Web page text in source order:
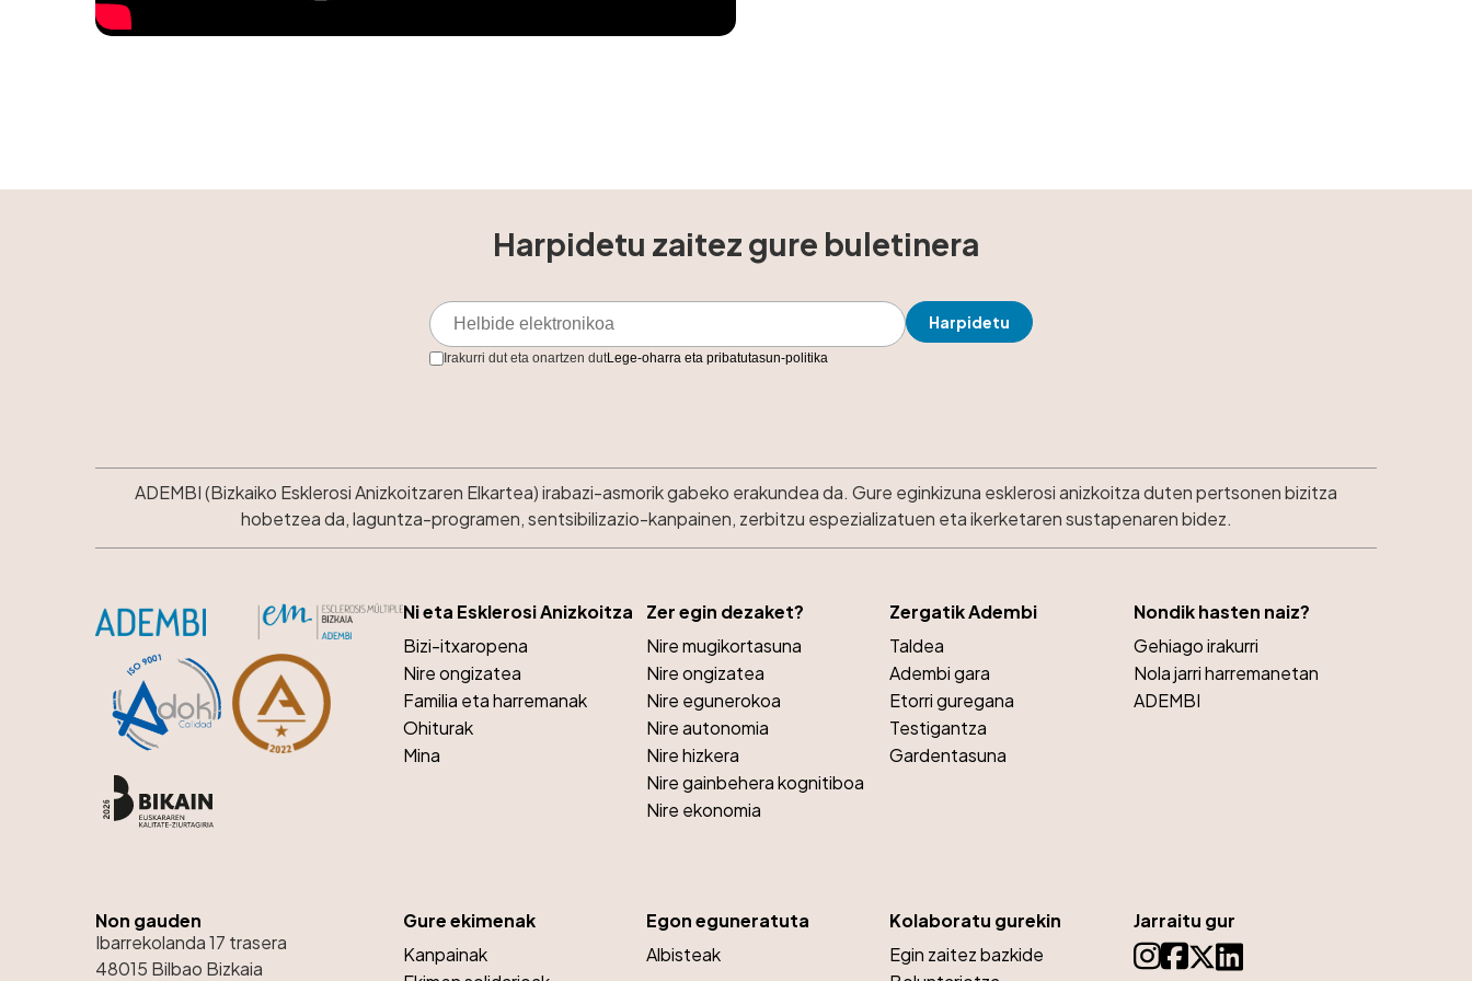
Harpidetu zaitez gure buletinera
Irakurri dut eta onartzen dutLege-oharra eta pribatutasun-politika
ADEMBI (Bizkaiko Esklerosi Anizkoitzaren Elkartea) irabazi-asmorik gabeko erakundea da. Gure eginkizuna esklerosi anizkoitza duten pertsonen bizitza
hobetzea da, laguntza-programen, sentsibilizazio-kanpainen, zerbitzu espezializatuen eta ikerketaren sustapenaren bidez.
Ni eta Esklerosi Anizkoitza
Bizi-itxaropena
Nire ongizatea
Familia eta harremanak
Ohiturak
Mina
Zer egin dezaket?
Nire mugikortasuna
Nire ongizatea
Nire egunerokoa
Nire autonomia
Nire hizkera
Nire gainbehera kognitiboa
Nire ekonomia
Zergatik Adembi
Taldea
Adembi gara
Etorri guregana
Testigantza
Gardentasuna
Nondik hasten naiz?
Gehiago irakurri
Nola jarri harremanetan
ADEMBI
Non gauden
Ibarrekolanda 17 trasera
48015 Bilbao Bizkaia
Gure ekimenak
Kanpainak
Egon eguneratuta
Albisteak
Kolaboratu gurekin
Egin zaitez bazkide
Jarraitu gur